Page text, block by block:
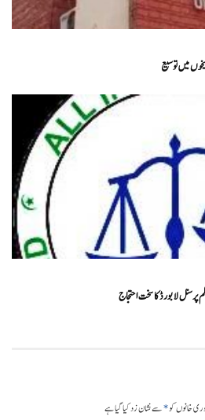
میں توسیع
لا بورڈ کا سخت احتجاج
خانوں کو*سے نشان زد کیا گیا ہے